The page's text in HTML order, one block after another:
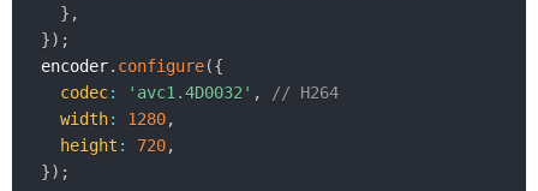
} ,
}) ;
encoder. configure({
codec: 'avc1.4D0032' ,
// H264
width: 1280,
height : 720,
}) ;